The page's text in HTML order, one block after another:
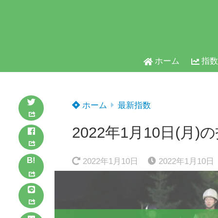
ホーム 指数
B!
ホーム 最新指数
2022年1月10日(月)
2022年1月10日 2022年1月10日